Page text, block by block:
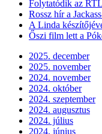
Távtanítás –
mondatok 1
Matematika –
Matematika 6. o. –
Magyar nyelv – A
Matematika – Mi
Popular Posts